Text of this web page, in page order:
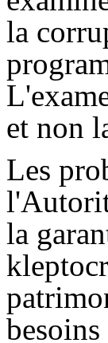
la
et non
Les
la